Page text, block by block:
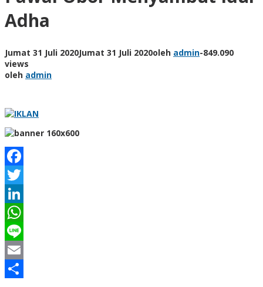
Adha
Jumat 31 Juli 2020Jumat 31 Juli 2020oleh admin-849.090
views
oleh admin
Facebook
Twitter
LinkedIn
WhatsApp
Line
Email